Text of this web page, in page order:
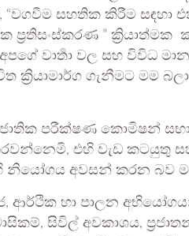
සහතික කිරීම සඳහා
ප්‍රතිසංස්කරණ ” ක්‍රියාත්මක
වාර්‍තා වල සහ විවිධ
ක්‍රියාමාර්ග ගැනීමට මම
පරීක්ෂණ කොමිෂන් සභා
එහි වැඩ කටයුතු
නියෝගය අවසන් කරන බව
ආර්ථික හා පාලන
සිවිල් අවකාශය,